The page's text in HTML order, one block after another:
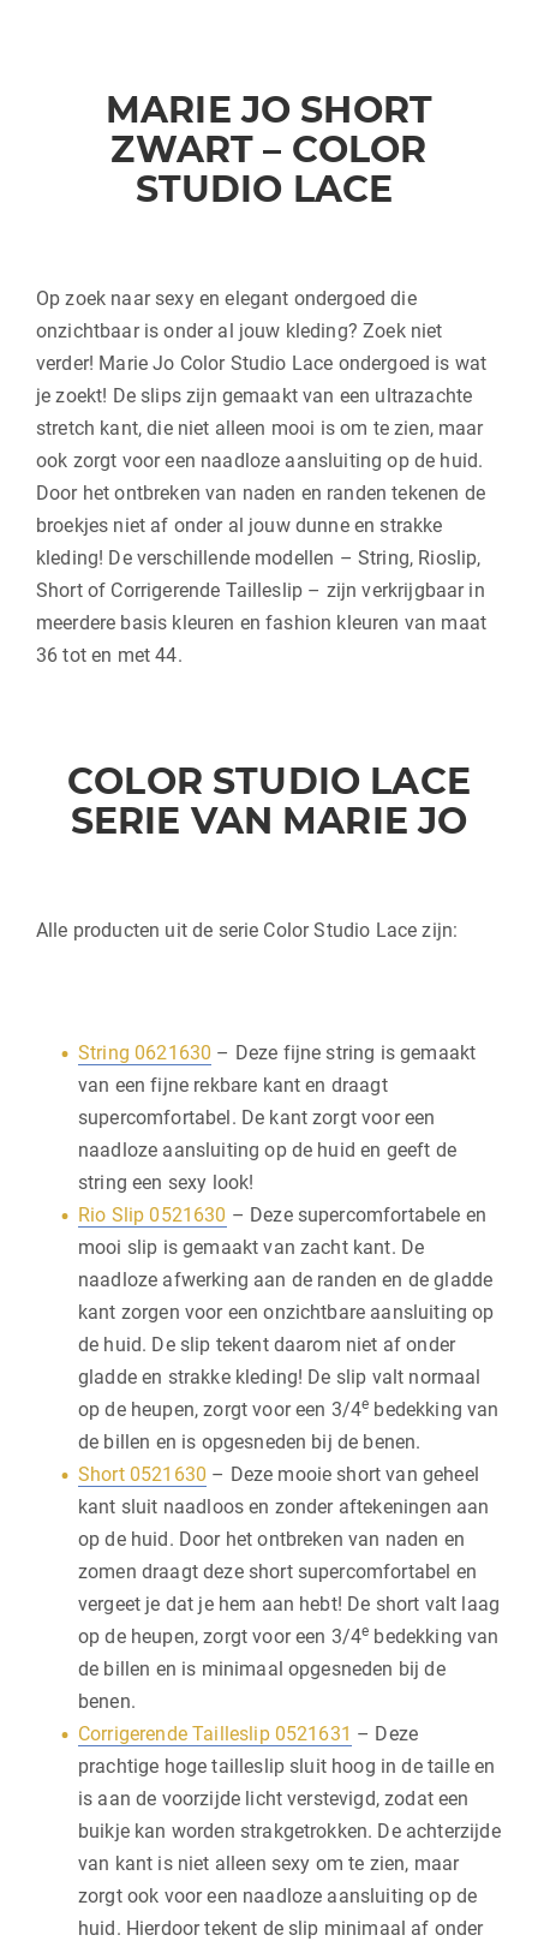
MARIE JO SHORT
ZWART – COLOR
STUDIO LACE
Op zoek naar sexy en elegant ondergoed die
onzichtbaar is onder al jouw kleding? Zoek niet
verder! Marie Jo Color Studio Lace ondergoed is wat
je zoekt! De slips zijn gemaakt van een ultrazachte
stretch kant, die niet alleen mooi is om te zien, maar
ook zorgt voor een naadloze aansluiting op de huid.
Door het ontbreken van naden en randen tekenen de
broekjes niet af onder al jouw dunne en strakke
kleding! De verschillende modellen – String, Rioslip,
Short of Corrigerende Tailleslip – zijn verkrijgbaar in
meerdere basis kleuren en fashion kleuren van maat
36 tot en met 44.
COLOR STUDIO LACE
SERIE VAN MARIE JO
Alle producten uit de serie Color Studio Lace zijn:
String 0621630 – Deze fijne string is gemaakt
van een fijne rekbare kant en draagt
supercomfortabel. De kant zorgt voor een
naadloze aansluiting op de huid en geeft de
string een sexy look!
Rio Slip 0521630 – Deze supercomfortabele en
mooi slip is gemaakt van zacht kant. De
naadloze afwerking aan de randen en de gladde
kant zorgen voor een onzichtbare aansluiting op
de huid. De slip tekent daarom niet af onder
gladde en strakke kleding! De slip valt normaal
op de heupen, zorgt voor een 3/4e bedekking van
de billen en is opgesneden bij de benen.
Short 0521630 – Deze mooie short van geheel
kant sluit naadloos en zonder aftekeningen aan
op de huid. Door het ontbreken van naden en
zomen draagt deze short supercomfortabel en
vergeet je dat je hem aan hebt! De short valt laag
op de heupen, zorgt voor een 3/4e bedekking van
de billen en is minimaal opgesneden bij de
benen.
Corrigerende Tailleslip 0521631 – Deze
prachtige hoge tailleslip sluit hoog in de taille en
is aan de voorzijde licht verstevigd, zodat een
buikje kan worden strakgetrokken. De achterzijde
van kant is niet alleen sexy om te zien, maar
zorgt ook voor een naadloze aansluiting op de
huid. Hierdoor tekent de slip minimaal af onder